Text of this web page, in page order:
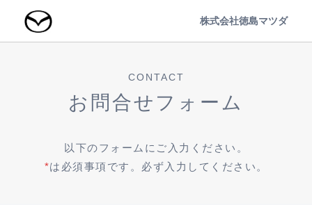
株式会社徳島マツダ
CONTACT
お問合せフォーム
以下のフォームにご入力ください。
*は必須事項です。必ず入力してください。